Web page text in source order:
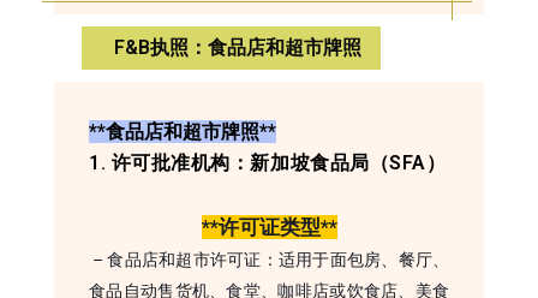
F&B执照：食品店和超市牌照
**食品店和超市牌照**
1. 许可批准机构：新加坡食品局（SFA）
**许可证类型**
– 食品店和超市许可证：适用于面包房、餐厅、
食品自动售货机、食堂、咖啡店或饮食店、美食